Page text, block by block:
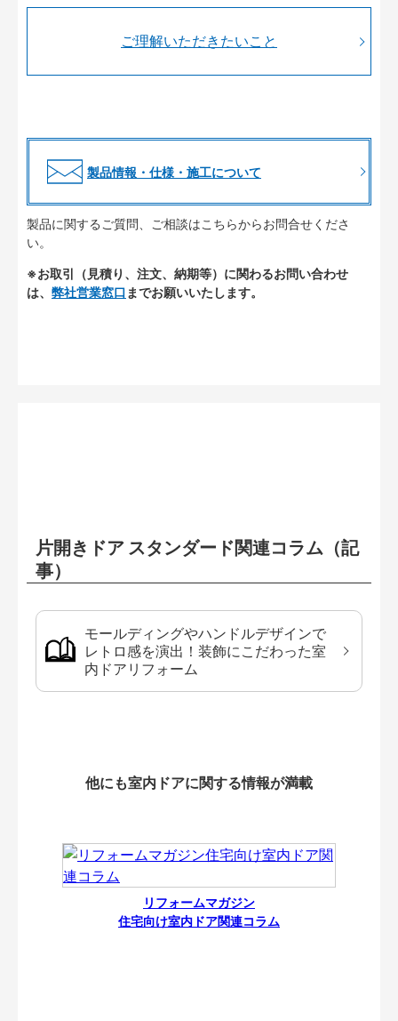
ご理解いただきたいこと
製品情報・仕様・施工について
製品に関するご質問、ご相談はこちらからお問合せくださ
い。
※お取引（見積り、注文、納期等）に関わるお問い合わせ
は、 弊社営業窓口 までお願いいたします。
片開きドア スタンダード関連コラム（記
事）
モールディングやハンドルデザインで
レトロ感を演出！装飾にこだわった室
内ドアリフォーム
他にも室内ドアに関する情報が満載
リフォームマガジン
住宅向け室内ドア関連コラム